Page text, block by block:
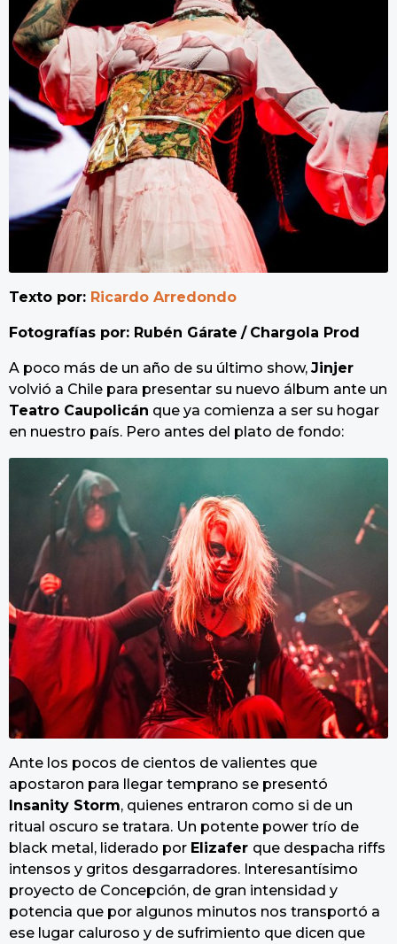
g
o
Texto por: Ricardo Arredondo
Fotografías por: Rubén Gárate / Chargola Prod
A poco más de un año de su último show, Jinjer
volvió a Chile para presentar su nuevo álbum ante un
Teatro Caupolicán que ya comienza a ser su hogar
en nuestro país. Pero antes del plato de fondo:
Ante los pocos de cientos de valientes que
apostaron para llegar temprano se presentó
Insanity Storm, quienes entraron como si de un
ritual oscuro se tratara. Un potente power trío de
black metal, liderado por Elizafer que despacha riffs
intensos y gritos desgarradores. Interesantísimo
proyecto de Concepción, de gran intensidad y
potencia que por algunos minutos nos transportó a
ese lugar caluroso y de sufrimiento que dicen que